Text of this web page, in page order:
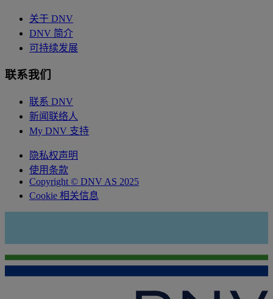
关于 DNV
DNV 简介
可持续发展
联系我们
联系 DNV
新闻联络人
My DNV 支持
隐私权声明
使用条款
Copyright © DNV AS 2025
Cookie 相关信息